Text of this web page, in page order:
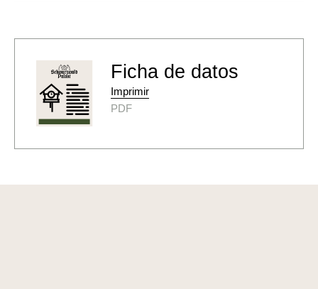
Ficha de datos
Imprimir
PDF